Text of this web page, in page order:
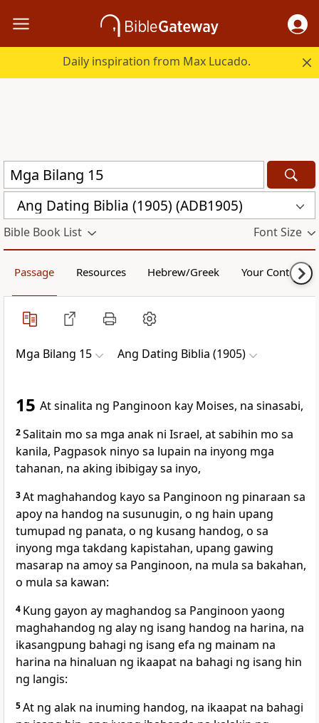
Daily inspiration from Max Lucado.
Ang Dating Biblia (1905) (ADB1905)
Bible Book List Font Size
Passage Resources Hebrew/Greek Your Content
Mga Bilang 15 Ang Dating Biblia (1905)
15 At sinalita ng Panginoon kay Moises, na sinasabi,
2Salitain mo sa mga anak ni Israel, at sabihin mo sa
kanila, Pagpasok ninyo sa lupain na inyong mga
tahanan, na aking ibibigay sa inyo,
3At maghahandog kayo sa Panginoon ng pinaraan sa
apoy na handog na susunugin, o ng hain upang
tumupad ng panata, o ng kusang handog, o sa
inyong mga takdang kapistahan, upang gawing
masarap na amoy sa Panginoon, na mula sa bakahan,
o mula sa kawan:
4 Kung gayon ay maghandog sa Panginoon yaong
maghahandog ng alay ng isang handog na harina, na
ikasangpung bahagi ng isang efa ng mainam na
harina na hinaluan ng ikaapat na bahagi ng isang hin
ng langis:
5At ng alak na inuming handog, na ikaapat na bahagi